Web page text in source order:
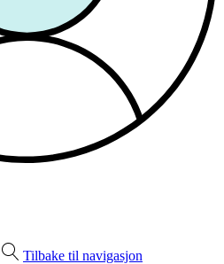
Tilbake til navigasjon